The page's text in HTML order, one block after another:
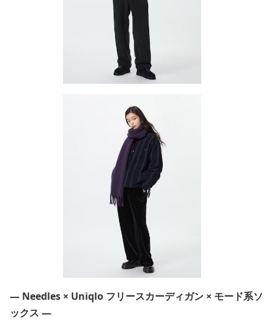
— Needles × Uniqlo フリースカーディガン × モード系ソ
ックス —